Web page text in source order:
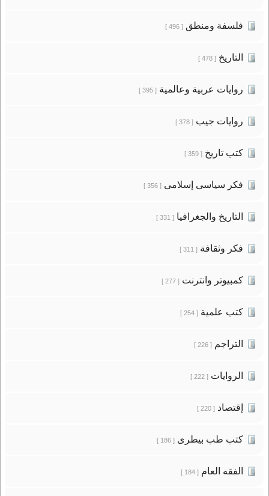
فلسفة ومنطق[ 496 ]
التاريخ[ 478 ]
روايات عربية وعالمية[ 395 ]
روايات جيب[ 378 ]
كتب تاريخ[ 359 ]
فكر سياسى إسلامى[ 356 ]
التاريخ والجغرافيا[ 331 ]
فكر وثقافة[ 311 ]
كمبيوتر وانترنت[ 277 ]
كتب علمية[ 254 ]
التراجم[ 226 ]
الروايات[ 222 ]
إقتصاد[ 220 ]
كتب طب بيطرى[ 186 ]
الفقه العام[ 184 ]